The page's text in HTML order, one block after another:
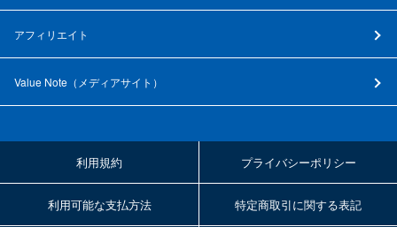
アフィリエイト
Value Note（ メディアサイト ）
利用規約 プライバシーポリシー
利用可能な支払方法 特定商取引に関する表記